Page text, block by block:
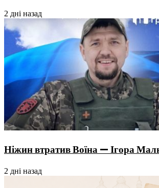
2 дні назад
Ніжин втратив Воїна — Ігора
2 дні назад